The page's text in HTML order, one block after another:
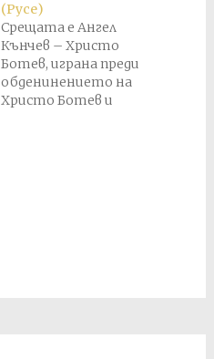
(Русе)
Срещата е Ангел
Кънчев – Христо
Ботев, играна преди
обденинението на
Христо Ботев и